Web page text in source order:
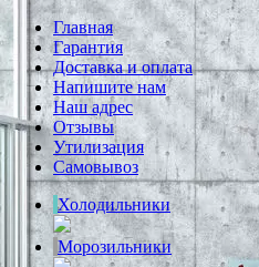
Главная
Гарантия
Доставка и оплата
Напишите нам
Наш адрес
Отзывы
Утилизация
Самовывоз
Холодильники
Морозильники